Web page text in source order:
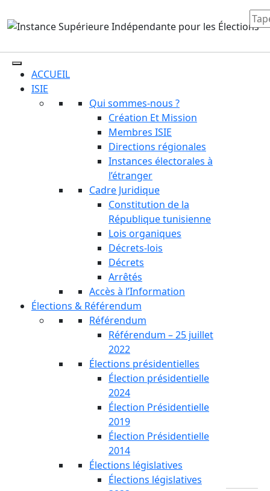
ACCUEIL
ISIE
Qui sommes-nous ?
Création Et Mission
Membres ISIE
Directions régionales
Instances électorales à
l’étranger
Cadre Juridique
Constitution de la
République tunisienne
Lois organiques
Décrets-lois
Décrets
Arrêtés
Accès à l’Information
Élections & Référendum
Référendum
Référendum – 25 juillet
2022
Élections présidentielles
Élection présidentielle
2024
Élection Présidentielle
2019
Élection Présidentielle
2014
Élections législatives
Élections législatives